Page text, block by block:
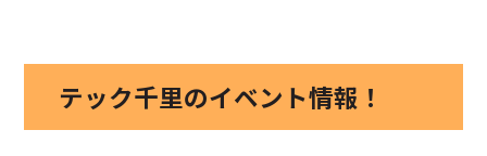
テック千里のイベント情報！